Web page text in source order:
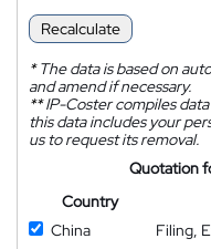
Recalculate
*The data is based on
and amend if necessary.
**IP-Coster compiles
this data includes your
us to request its removal.
Quotation
Country
China
Filing,